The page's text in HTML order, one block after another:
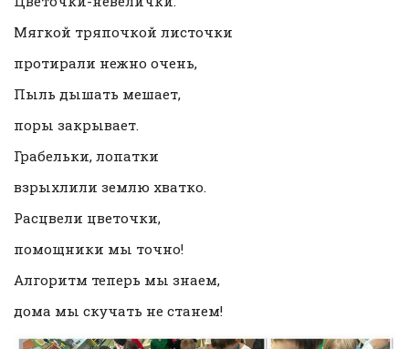
Мягкой тряпочкой листочки
протирали нежно очень,
Пыль дышать мешает,
поры закрывает.
Грабельки, лопатки
взрыхлили землю хватко.
Расцвели цветочки,
помощники мы точно!
Алгоритм теперь мы знаем,
дома мы скучать не станем!